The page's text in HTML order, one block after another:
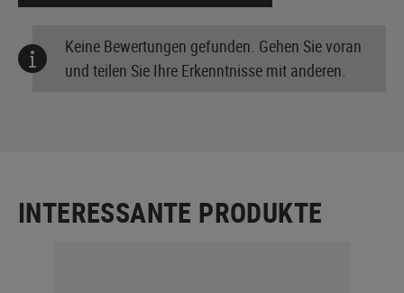
Keine Bewertungen gefunden. Gehen Sie voran
und teilen Sie Ihre Erkenntnisse mit anderen.
INTERESSANTE PRODUKTE